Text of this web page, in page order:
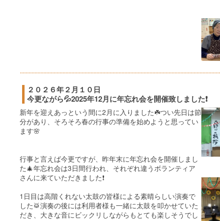
２０２６年２月１０日
今更ながら💦2025年12月に年忘れ会を開催致しました❗️
新年を迎えあっという間に2月に入りました☘️つい先日は節
分があり、そろそろ春の行事の準備を始めようと思ってい
ます🌸
行事と言えば今更ですが、昨年末に年忘れ会を開催しまし
た🎄年忘れ会は3日間行われ、それぞれ違うボランティア
さんに来ていただきました❗️
1日目は高階くれない太鼓の皆様による素晴らしい演奏で
した🥁演奏の後には利用者様も一緒に太鼓を叩かせていた
だき、大きな音にビックリしながらもとても楽しそうでし